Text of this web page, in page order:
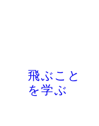
飛ぶこと
を学ぶ